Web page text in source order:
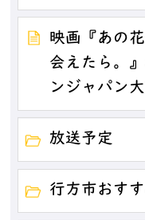
映画『あの
会えたら。
ンジャパン
放送予定
行方市おす